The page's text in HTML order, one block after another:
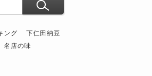
ング
下仁田納豆
名店の味